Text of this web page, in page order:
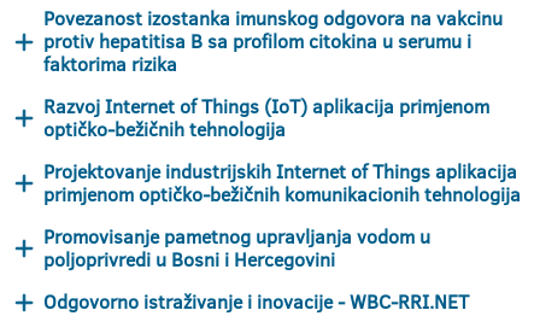
Povezanost izostanka imunskog odgovora na vakcinu
protiv hepatitisa B sa profilom citokina u serumu i
faktorima rizika
Razvoj Internet of Things (IoT) aplikacija primjenom
optičko-bežičnih tehnologija
Projektovanje industrijskih Internet of Things aplikacija
primjenom optičko-bežičnih komunikacionih tehnologija
Promovisanje pametnog upravljanja vodom u
poljoprivredi u Bosni i Hercegovini
Odgovorno istraživanje i inovacije - WBC-RRI.NET